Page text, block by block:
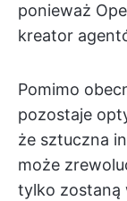
ponieważ
kreator
Pomimo
pozostaje
że sztuczna
może
tylko zostaną